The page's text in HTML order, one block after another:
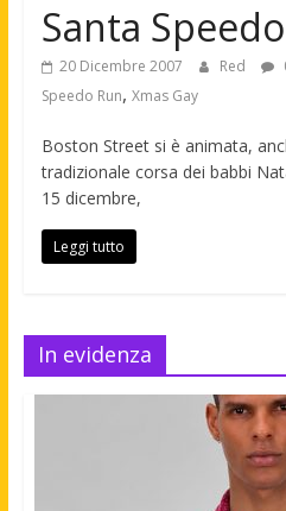
moda
maschile
Santa
20 Dicembre 2007 Red
Speedo Run, Xmas Gay
Boston Street si è animata,
tradizionale corsa dei babbi
15 dicembre,
Leggi tutto
In evidenza